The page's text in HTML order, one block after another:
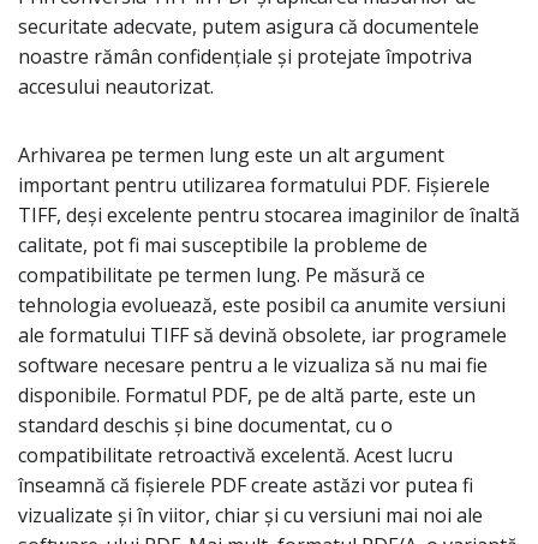
securitate adecvate, putem asigura că documentele
noastre rămân confidențiale și protejate împotriva
accesului neautorizat.
Arhivarea pe termen lung este un alt argument
important pentru utilizarea formatului PDF. Fișierele
TIFF, deși excelente pentru stocarea imaginilor de înaltă
calitate, pot fi mai susceptibile la probleme de
compatibilitate pe termen lung. Pe măsură ce
tehnologia evoluează, este posibil ca anumite versiuni
ale formatului TIFF să devină obsolete, iar programele
software necesare pentru a le vizualiza să nu mai fie
disponibile. Formatul PDF, pe de altă parte, este un
standard deschis și bine documentat, cu o
compatibilitate retroactivă excelentă. Acest lucru
înseamnă că fișierele PDF create astăzi vor putea fi
vizualizate și în viitor, chiar și cu versiuni mai noi ale